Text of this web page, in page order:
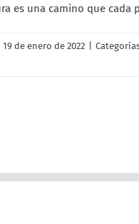
es una camino que
19 de enero de 2022